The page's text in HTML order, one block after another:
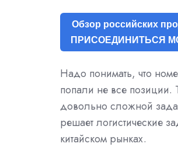
Обзор российских
ПРИСОЕДИНИТЬСЯ
Надо понимать, что
попали не все позиции.
довольно сложной
решает логистические
китайском рынках.